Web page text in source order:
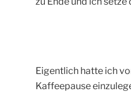
Eigentlich hatte ich
Kaffeepause